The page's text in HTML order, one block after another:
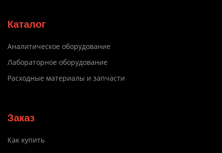
Каталог
Аналитическое оборудование
Лабораторное оборудование
Расходные материалы и запчасти
Заказ
Как купить